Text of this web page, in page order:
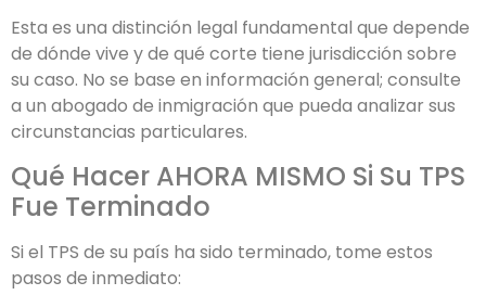
Esta es una distinción legal fundamental que depende
de dónde vive y de qué corte tiene jurisdicción sobre
su caso. No se base en información general; consulte
a un abogado de inmigración que pueda analizar sus
circunstancias particulares.
Qué Hacer AHORA MISMO Si Su TPS
Fue Terminado
Si el TPS de su país ha sido terminado, tome estos
pasos de inmediato: